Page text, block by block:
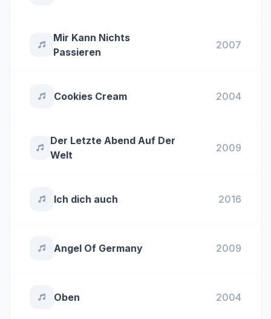
Mir Kann Nichts
Passieren
2007
Cookies Cream 2004
Der Letzte Abend Auf Der
Welt
2009
Ich dich auch 2016
Angel Of Germany 2009
Oben 2004